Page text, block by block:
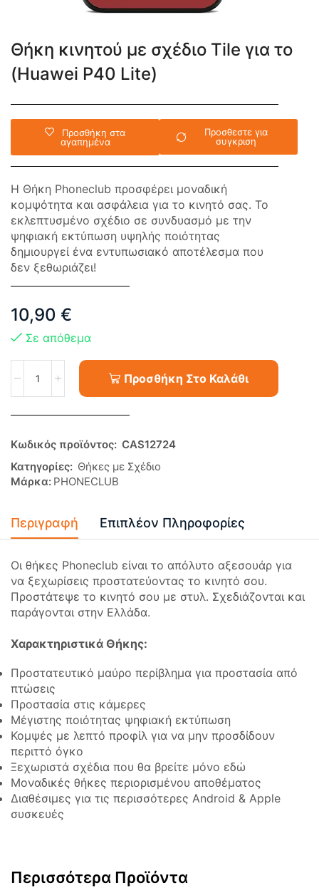
Θήκη κινητού με σχέδιο Tile για το
(Huawei P40 Lite)
Προσθήκη στα
αγαπημένα
Προσθεστε για
συγκριση
Η Θήκη Phoneclub προσφέρει μοναδική
κομψότητα και ασφάλεια για το κινητό σας. Το
εκλεπτυσμένο σχέδιο σε συνδυασμό με την
ψηφιακή εκτύπωση υψηλής ποιότητας
δημιουργεί ένα εντυπωσιακό αποτέλεσμα που
δεν ξεθωριάζει!
10,90 €
Σε απόθεμα
Προσθήκη Στο Καλάθι
Κωδικός προϊόντος: CAS12724
Κατηγορίες: Θήκες με Σχέδιο
Μάρκα: PHONECLUB
Περιγραφή Επιπλέον Πληροφορίες
Οι θήκες Phoneclub είναι το απόλυτο αξεσουάρ για
να ξεχωρίσεις προστατεύοντας το κινητό σου.
Προστάτεψε το κινητό σου με στυλ. Σχεδιάζονται και
παράγονται στην Ελλάδα.
Χαρακτηριστικά Θήκης:
Προστατευτικό μαύρο περίβλημα για προστασία από
πτώσεις
Προστασία στις κάμερες
Μέγιστης ποιότητας ψηφιακή εκτύπωση
Κομψές με λεπτό προφίλ για να μην προσδίδουν
περιττό όγκο
Ξεχωριστά σχέδια που θα βρείτε μόνο εδώ
Μοναδικές θήκες περιορισμένου αποθέματος
Διαθέσιμες για τις περισσότερες Android & Apple
συσκευές
Περισσότερα Προϊόντα